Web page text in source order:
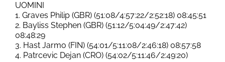
UOMINI
1. Graves Philip (GBR) (51:08/4:57:22/2:52:18) 08:45:51
2. Bayliss Stephen (GBR) (51:12/5:04:49/2:47:42)
08:48:29
3. Hast Jarmo (FIN) (54:01/5:11:08/2:46:18) 08:57:58
4. Patrcevic Dejan (CRO) (54:02/5:11:46/2:49:20)